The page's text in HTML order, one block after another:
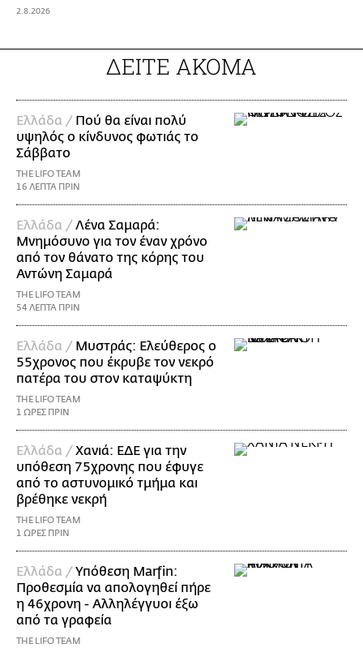
2.8.2026
ΔΕΙΤΕ ΑΚΟΜΑ
Ελλάδα / Πού θα είναι πολύ
υψηλός ο κίνδυνος φωτιάς το
Σάββατο
THE LIFO TEAM
16 ΛΕΠΤΑ ΠΡΙΝ
Ελλάδα / Λένα Σαμαρά:
Μνημόσυνο για τον έναν χρόνο
από τον θάνατο της κόρης του
Αντώνη Σαμαρά
THE LIFO TEAM
54 ΛΕΠΤΑ ΠΡΙΝ
Ελλάδα / Μυστράς: Ελεύθερος ο
55χρονος που έκρυβε τον νεκρό
πατέρα του στον καταψύκτη
THE LIFO TEAM
1 ΩΡΕΣ ΠΡΙΝ
Ελλάδα / Χανιά: ΕΔΕ για την
υπόθεση 75χρονης που έφυγε
από το αστυνομικό τμήμα και
βρέθηκε νεκρή
THE LIFO TEAM
1 ΩΡΕΣ ΠΡΙΝ
Ελλάδα / Υπόθεση Marfin:
Προθεσμία να απολογηθεί πήρε
η 46χρονη - Αλληλέγγυοι έξω
από τα γραφεία
THE LIFO TEAM